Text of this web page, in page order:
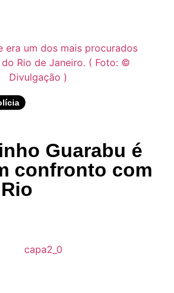
Guarabu é
confronto com